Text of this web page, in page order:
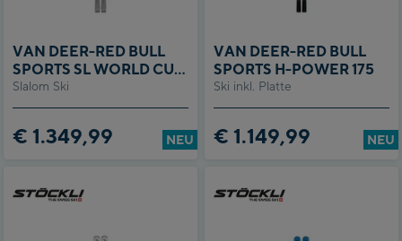
Slalom Ski
VAN DEER-RED BULL
SPORTS SL WORLD CUP
12,5 + R22 WC
€ 1.349,99 NEU
Ski inkl. Platte
VAN DEER-RED BULL
SPORTS H-POWER 175
€ 1.149,99 NEU